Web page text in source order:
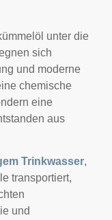
unter die
sich
und moderne
chemische
eine
aus
Trinkwasser,
transportiert,
und